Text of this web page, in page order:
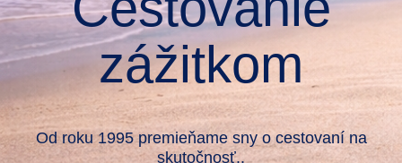
zážitkom
Od roku 1995 premieňame sny o cestovaní na
skutočnosť..